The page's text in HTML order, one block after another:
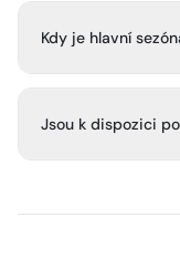
Yellowstone a
Kdy je hlavní
konce září. Přístup
Jsou k dispozici
osobně, když jsou